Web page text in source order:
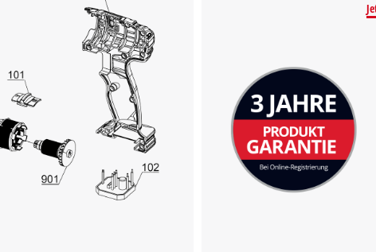
Wir benötigen deine Zustimmung, um
Google Maps laden zu können!
This content is not permitted to load due
to trackers that are not disclosed to the
visitor. The website owner needs to setup
the site with their CMP to add this content
to the list of technologies used.
Powered by
Usercentrics Consent
Management Platform